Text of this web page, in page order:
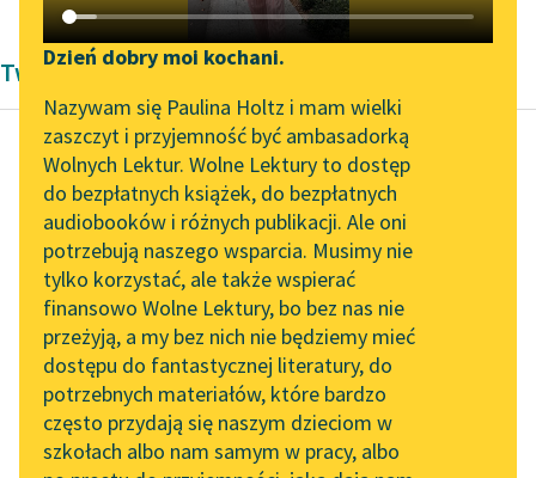
Katalog DAISY
Podkasty o książkach
Zgłoś brak utworu
Aktualności
„Prokurator Alicja Horn”
do słuchania
Byliśmy częścią AI Impact
Lab
Zapraszamy na spotkanie
online z tłumaczkami
literatury skandynawskiej
Spotkanie z Katarzyną
Tunkiel w Oslo
Narzędzia
Mapa Wolnych Lektur
Leśmianator
Przewodnik dla piszących i
czytających
API
OAI-PMH
Widget Wolnych Lektur
Dzień dobry moi kochani.
Nazywam się Paulina Holtz i mam wielki
zaszczyt i przyjemność być ambasadorką
Wolnych Lektur. Wolne Lektury to dostęp
do bezpłatnych książek, do bezpłatnych
audiobooków i różnych publikacji. Ale oni
potrzebują naszego wsparcia. Musimy nie
tylko korzystać, ale także wspierać
finansowo Wolne Lektury, bo bez nas nie
przeżyją, a my bez nich nie będziemy mieć
dostępu do fantastycznej literatury, do
potrzebnych materiałów, które bardzo
często przydają się naszym dzieciom w
szkołach albo nam samym w pracy, albo
Twórczość Zygmunta Kaczkowskiego
Zygmunt Kaczkowski
Murdelio
nagle szmer się zrobił
pomiędzy gośćmi i z
drzwi przeciwległych
krokiem powolnym i
posuwistym wszedł...
Czytaj więcej